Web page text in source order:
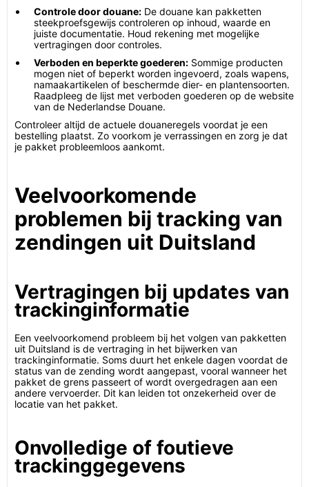
Controle door douane: De douane kan pakketten
steekproefsgewijs controleren op inhoud, waarde en
juiste documentatie. Houd rekening met mogelijke
vertragingen door controles.
Verboden en beperkte goederen: Sommige producten
mogen niet of beperkt worden ingevoerd, zoals wapens,
namaakartikelen of beschermde dier- en plantensoorten.
Raadpleeg de lijst met verboden goederen op de website
van de Nederlandse Douane.
Controleer altijd de actuele douaneregels voordat je een
bestelling plaatst. Zo voorkom je verrassingen en zorg je dat
je pakket probleemloos aankomt.
Veelvoorkomende
problemen bij tracking van
zendingen uit Duitsland
Vertragingen bij updates van
trackinginformatie
Een veelvoorkomend probleem bij het volgen van pakketten
uit Duitsland is de vertraging in het bijwerken van
trackinginformatie. Soms duurt het enkele dagen voordat de
status van de zending wordt aangepast, vooral wanneer het
pakket de grens passeert of wordt overgedragen aan een
andere vervoerder. Dit kan leiden tot onzekerheid over de
locatie van het pakket.
Onvolledige of foutieve
trackinggegevens